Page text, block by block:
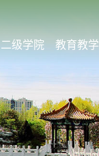
二级学院 教育教学